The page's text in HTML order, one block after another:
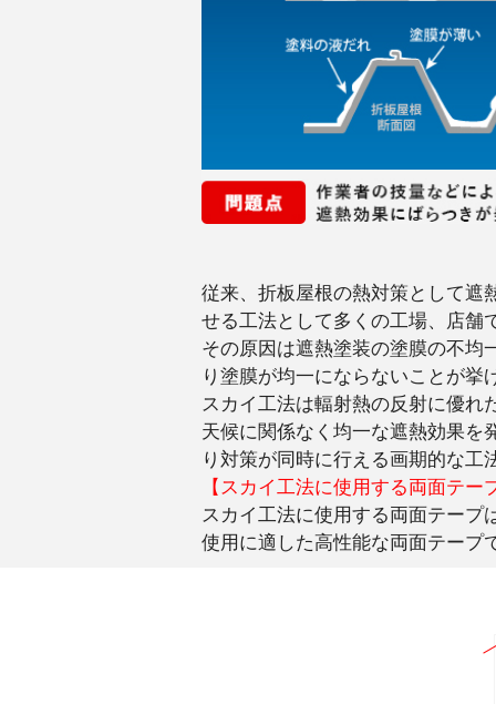
従来、折板屋根の熱対策として遮
せる工法として多くの工場、店舗
その原因は遮熱塗装の塗膜の不均
り塗膜が均一にならないことが挙
スカイ工法は輻射熱の反射に優れ
天候に関係なく均一な遮熱効果を
り対策が同時に行える画期的な工
【スカイ工法に使用する両面テー
スカイ工法に使用する両面テー
使用に適した高性能な両面テープ